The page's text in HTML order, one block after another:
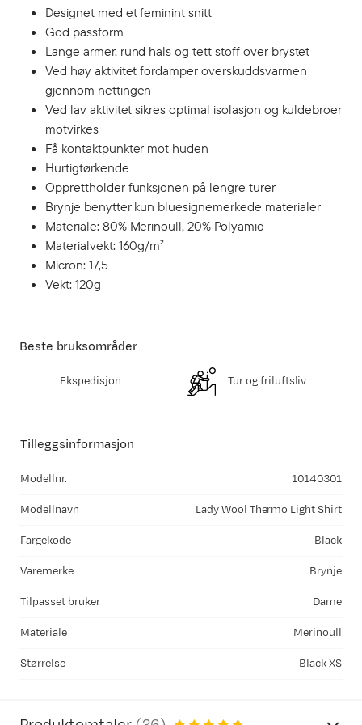
Designet med et feminint snitt
God passform
Lange armer, rund hals og tett stoff over brystet
Ved høy aktivitet fordamper overskuddsvarmen
gjennom nettingen
Ved lav aktivitet sikres optimal isolasjon og kuldebroer
motvirkes
Få kontaktpunkter mot huden
Hurtigtørkende
Opprettholder funksjonen på lengre turer
Brynje benytter kun bluesignemerkede materialer
Materiale: 80% Merinoull, 20% Polyamid
Materialvekt: 160g/m²
Micron: 17,5
Vekt: 120g
Tilleggsinformasjon
Modellnr. 10140301
Modellnavn Lady Wool Thermo Light Shirt
Fargekode Black
Varemerke Brynje
Tilpasset bruker Dame
Materiale Merinoull
Størrelse Black XS
Beste bruksområder
Ekspedisjon Tur og friluftsliv